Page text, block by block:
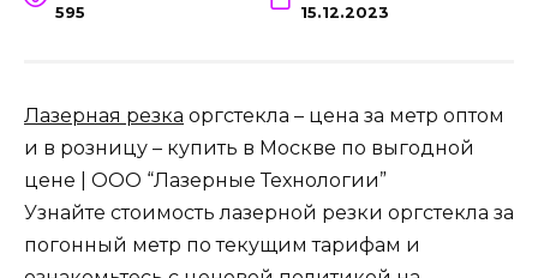
595 15.12.2023
Лазерная резка оргстекла – цена за метр оптом
и в розницу – купить в Москве по выгодной
цене | ООО “Лазерные Технологии”
Узнайте стоимость лазерной резки оргстекла за
погонный метр по текущим тарифам и